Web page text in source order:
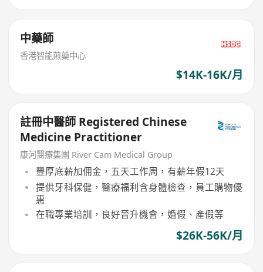
中藥師
香港智能煎藥中心
$14K-16K/月
註冊中醫師 Registered Chinese
Medicine Practitioner
康河醫療集團 River Cam Medical Group
豐厚底薪加佣金，五天工作周，有薪年假12天
提供牙科保健，醫療福利含身體檢查，員工購物優
惠
在職專業培訓，良好晉升機會，婚假、產假等
$26K-56K/月